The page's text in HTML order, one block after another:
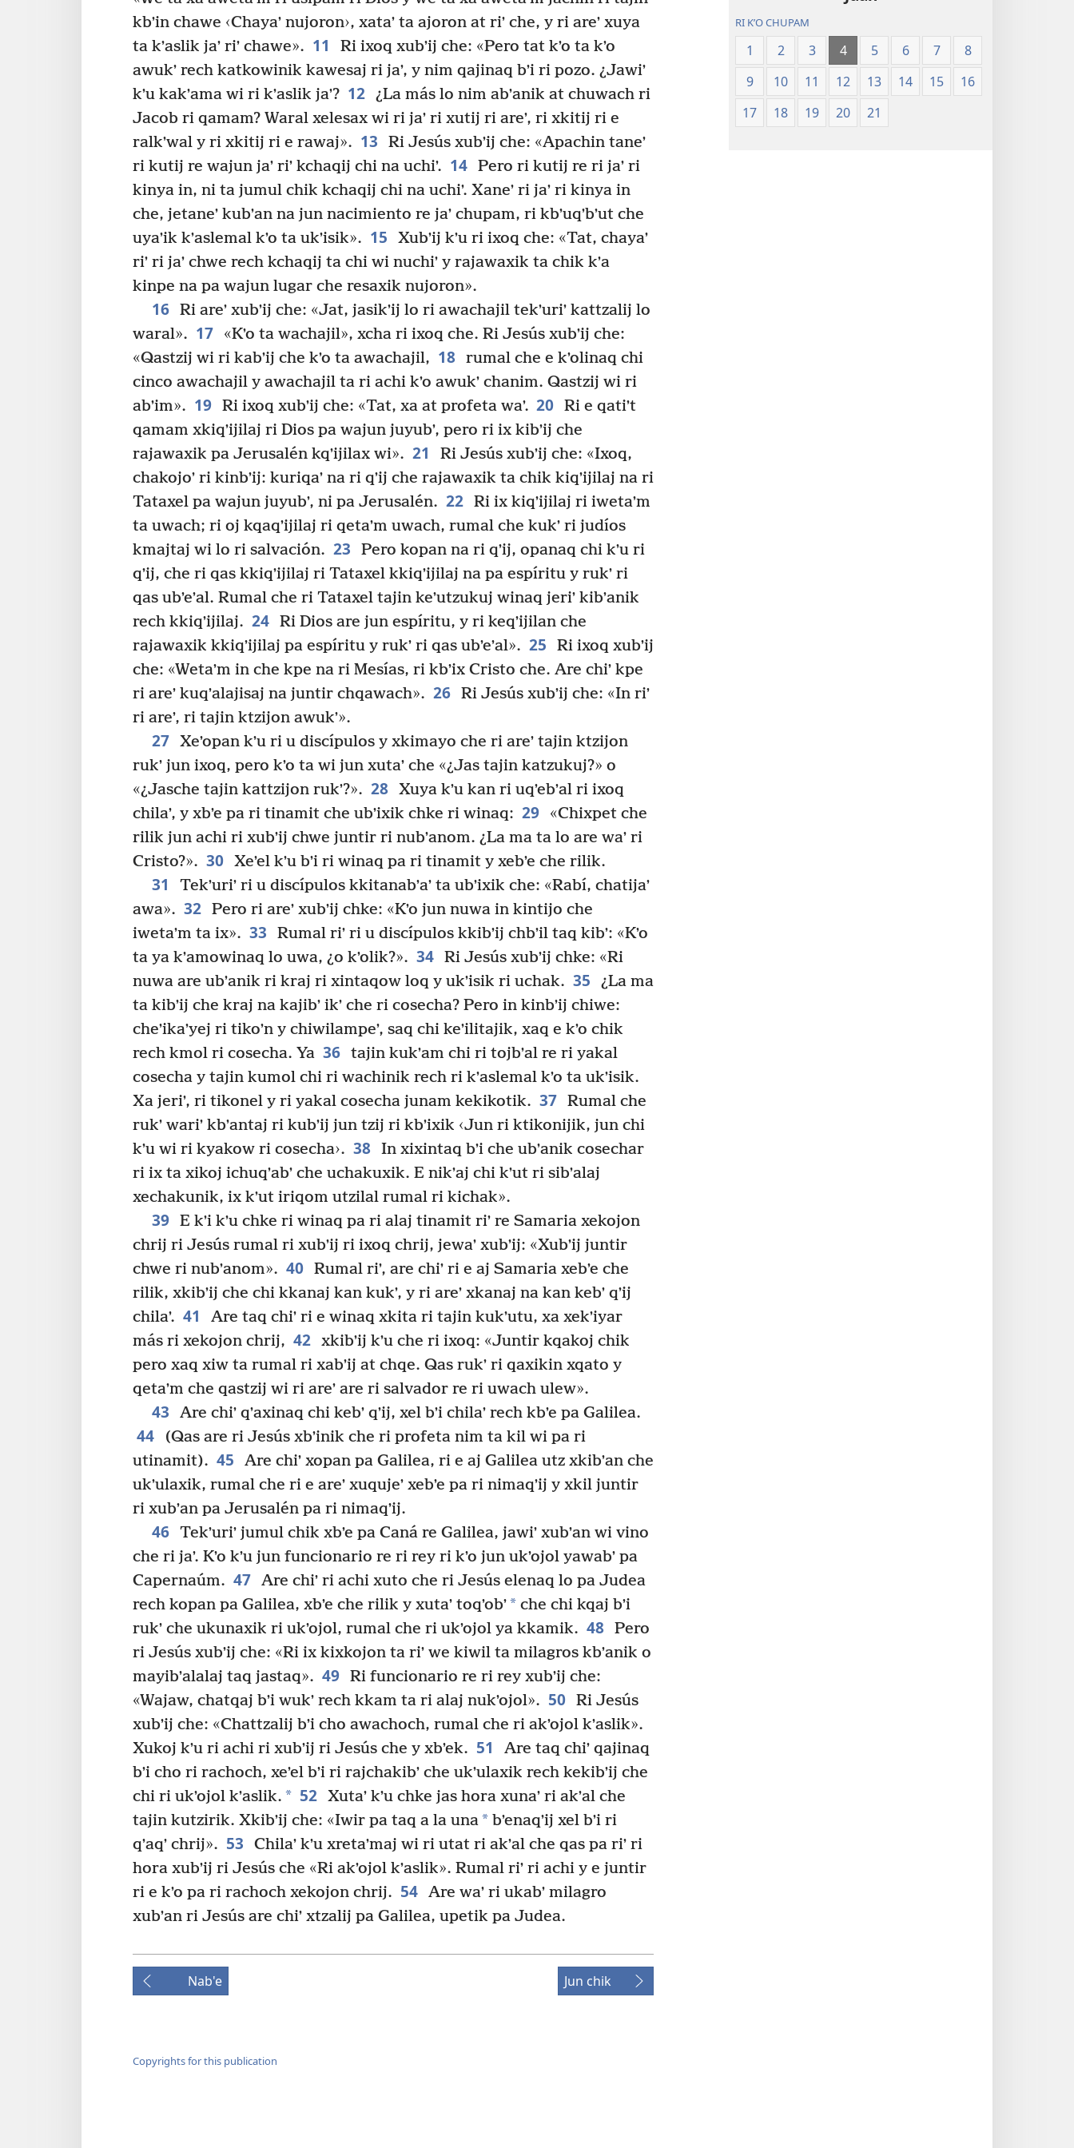
kbʼin chawe ‹Chayaʼ nujoron›, xataʼ ta ajoron at riʼ che, y ri areʼ xuya
ta kʼaslik jaʼ riʼ chawe». 11
Ri ixoq xubʼij che: «Pero tat kʼo ta kʼo
awukʼ rech katkowinik kawesaj ri jaʼ, y nim qajinaq bʼi ri pozo. ¿Jawiʼ
kʼu kakʼama wi ri kʼaslik jaʼ? 12 ¿La más lo nim abʼanik at chuwach ri
Jacob ri qamam? Waral xelesax wi ri jaʼ ri xutij ri areʼ, ri xkitij ri e
ralkʼwal y ri xkitij ri e rawaj». 13
Ri Jesús xubʼij che: «Apachin taneʼ
ri kutij re wajun jaʼ riʼ kchaqij chi na uchiʼ. 14 Pero ri kutij re ri jaʼ ri
kinya in, ni ta jumul chik kchaqij chi na uchiʼ. Xaneʼ ri jaʼ ri kinya in
che, jetaneʼ kubʼan na jun nacimiento re jaʼ chupam, ri kbʼuqʼbʼut che
uyaʼik kʼaslemal kʼo ta ukʼisik». 15
Xubʼij kʼu ri ixoq che: «Tat, chayaʼ
riʼ ri jaʼ chwe rech kchaqij ta chi wi nuchiʼ y rajawaxik ta chik kʼa
kinpe na pa wajun lugar che resaxik nujoron».
16 Ri areʼ xubʼij che: «Jat, jasikʼij lo ri awachajil tekʼuriʼ kattzalij lo
waral». 17
«Kʼo ta wachajil», xcha ri ixoq che. Ri Jesús xubʼij che:
«Qastzij wi ri kabʼij che kʼo ta awachajil, 18 rumal che e kʼolinaq chi
cinco awachajil y awachajil ta ri achi kʼo awukʼ chanim. Qastzij wi ri
abʼim». 19 Ri ixoq xubʼij che: «Tat, xa at profeta waʼ. 20 Ri e qatiʼt
qamam xkiqʼijilaj ri Dios pa wajun juyubʼ, pero ri ix kibʼij che
rajawaxik pa Jerusalén kqʼijilax wi». 21
Ri Jesús xubʼij che: «Ixoq,
chakojoʼ ri kinbʼij: kuriqaʼ na ri qʼij che rajawaxik ta chik kiqʼijilaj na ri
Tataxel pa wajun juyubʼ, ni pa Jerusalén. 22 Ri ix kiqʼijilaj ri iwetaʼm
ta uwach; ri oj kqaqʼijilaj ri qetaʼm uwach, rumal che kukʼ ri judíos
kmajtaj wi lo ri salvación. 23
Pero kopan na ri qʼij, opanaq chi kʼu ri
qʼij, che ri qas kkiqʼijilaj ri Tataxel kkiqʼijilaj na pa espíritu y rukʼ ri
qas ubʼeʼal. Rumal che ri Tataxel tajin keʼutzukuj winaq jeriʼ kibʼanik
rech kkiqʼijilaj. 24 Ri Dios are jun espíritu, y ri keqʼijilan che
rajawaxik kkiqʼijilaj pa espíritu y rukʼ ri qas ubʼeʼal». 25
Ri ixoq xubʼij
che: «Wetaʼm in che kpe na ri Mesías, ri kbʼix Cristo che. Are chiʼ kpe
ri areʼ kuqʼalajisaj na juntir chqawach». 26 Ri Jesús xubʼij che: «In riʼ
ri areʼ, ri tajin ktzijon awukʼ».
27 Xeʼopan kʼu ri u discípulos y xkimayo che ri areʼ tajin ktzijon
rukʼ jun ixoq, pero kʼo ta wi jun xutaʼ che «¿Jas tajin katzukuj?» o
«¿Jasche tajin kattzijon rukʼ?». 28 Xuya kʼu kan ri uqʼebʼal ri ixoq
chilaʼ, y xbʼe pa ri tinamit che ubʼixik chke ri winaq: 29
«Chixpet che
rilik jun achi ri xubʼij chwe juntir ri nubʼanom. ¿La ma ta lo are waʼ ri
Cristo?». 30 Xeʼel kʼu bʼi ri winaq pa ri tinamit y xebʼe che rilik.
31
Tekʼuriʼ ri u discípulos kkitanabʼaʼ ta ubʼixik che: «Rabí, chatijaʼ
awa». 32 Pero ri areʼ xubʼij chke: «Kʼo jun nuwa in kintijo che
iwetaʼm ta ix». 33
Rumal riʼ ri u discípulos kkibʼij chbʼil taq kibʼ: «Kʼo
ta ya kʼamowinaq lo uwa, ¿o kʼolik?». 34 Ri Jesús xubʼij chke: «Ri
nuwa are ubʼanik ri kraj ri xintaqow loq y ukʼisik ri uchak. 35
¿La ma
ta kibʼij che kraj na kajibʼ ikʼ che ri cosecha? Pero in kinbʼij chiwe:
cheʼikaʼyej ri tikoʼn y chiwilampeʼ, saq chi keʼilitajik, xaq e kʼo chik
rech kmol ri cosecha. Ya 36 tajin kukʼam chi ri tojbʼal re ri yakal
cosecha y tajin kumol chi ri wachinik rech ri kʼaslemal kʼo ta ukʼisik.
Xa jeriʼ, ri tikonel y ri yakal cosecha junam kekikotik. 37 Rumal che
rukʼ wariʼ kbʼantaj ri kubʼij jun tzij ri kbʼixik ‹Jun ri ktikonijik, jun chi
kʼu wi ri kyakow ri cosecha›. 38 In xixintaq bʼi che ubʼanik cosechar
ri ix ta xikoj ichuqʼabʼ che uchakuxik. E nikʼaj chi kʼut ri sibʼalaj
xechakunik, ix kʼut iriqom utzilal rumal ri kichak».
39 E kʼi kʼu chke ri winaq pa ri alaj tinamit riʼ re Samaria xekojon
chrij ri Jesús rumal ri xubʼij ri ixoq chrij, jewaʼ xubʼij: «Xubʼij juntir
chwe ri nubʼanom». 40 Rumal riʼ, are chiʼ ri e aj Samaria xebʼe che
rilik, xkibʼij che chi kkanaj kan kukʼ, y ri areʼ xkanaj na kan kebʼ qʼij
chilaʼ. 41
Are taq chiʼ ri e winaq xkita ri tajin kukʼutu, xa xekʼiyar
más ri xekojon chrij, 42 xkibʼij kʼu che ri ixoq: «Juntir kqakoj chik
pero xaq xiw ta rumal ri xabʼij at chqe. Qas rukʼ ri qaxikin xqato y
qetaʼm che qastzij wi ri areʼ are ri salvador re ri uwach ulew».
43 Are chiʼ qʼaxinaq chi kebʼ qʼij, xel bʼi chilaʼ rech kbʼe pa Galilea.
44
(Qas are ri Jesús xbʼinik che ri profeta nim ta kil wi pa ri
utinamit). 45
Are chiʼ xopan pa Galilea, ri e aj Galilea utz xkibʼan che
ukʼulaxik, rumal che ri e areʼ xuqujeʼ xebʼe pa ri nimaqʼij y xkil juntir
ri xubʼan pa Jerusalén pa ri nimaqʼij.
46 Tekʼuriʼ jumul chik xbʼe pa Caná re Galilea, jawiʼ xubʼan wi vino
che ri jaʼ. Kʼo kʼu jun funcionario re ri rey ri kʼo jun ukʼojol yawabʼ pa
Capernaúm. 47 Are chiʼ ri achi xuto che ri Jesús elenaq lo pa Judea
rech kopan pa Galilea, xbʼe che rilik y xutaʼ toqʼobʼ* che chi kqaj bʼi
rukʼ che ukunaxik ri ukʼojol, rumal che ri ukʼojol ya kkamik. 48 Pero
ri Jesús xubʼij che: «Ri ix kixkojon ta riʼ we kiwil ta milagros kbʼanik o
mayibʼalalaj taq jastaq». 49 Ri funcionario re ri rey xubʼij che:
«Wajaw, chatqaj bʼi wukʼ rech kkam ta ri alaj nukʼojol». 50 Ri Jesús
xubʼij che: «Chattzalij bʼi cho awachoch, rumal che ri akʼojol kʼaslik».
Xukoj kʼu ri achi ri xubʼij ri Jesús che y xbʼek. 51
Are taq chiʼ qajinaq
bʼi cho ri rachoch, xeʼel bʼi ri rajchakibʼ che ukʼulaxik rech kekibʼij che
chi ri ukʼojol kʼaslik. * 52 Xutaʼ kʼu chke jas hora xunaʼ ri akʼal che
tajin kutzirik. Xkibʼij che: «Iwir pa taq a la una* bʼenaqʼij xel bʼi ri
qʼaqʼ chrij». 53
Chilaʼ kʼu xretaʼmaj wi ri utat ri akʼal che qas pa riʼ ri
hora xubʼij ri Jesús che «Ri akʼojol kʼaslik». Rumal riʼ ri achi y e juntir
ri e kʼo pa ri rachoch xekojon chrij. 54 Are waʼ ri ukabʼ milagro
xubʼan ri Jesús are chiʼ xtzalij pa Galilea, upetik pa Judea.
Nab'e Jun chik
Copyrights for this publication
RI KʼO CHUPAM
1 2 3 4 5 6 7
8
9
10 11 12 13 14 15
16
17
18 19 20 21